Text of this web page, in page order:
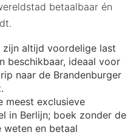
betaalbaar én
zijn altijd voordelige last
beschikbaar, ideaal voor
naar de Brandenburger
meest exclusieve
in Berlijn; boek zonder de
weten en betaal